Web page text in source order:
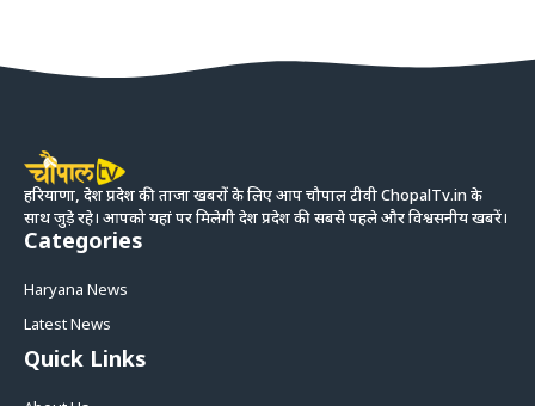
हरियाणा, देश प्रदेश की ताजा खबरों के लिए आप चौपाल टीवी ChopalTv.in के
साथ जुड़े रहे। आपको यहां पर मिलेगी देश प्रदेश की सबसे पहले और विश्वसनीय खबरें।
Categories
Haryana News
Latest News
Quick Links